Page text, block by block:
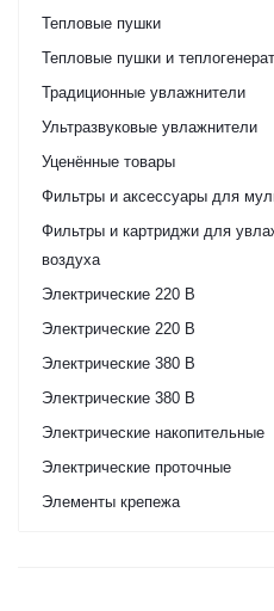
Тепловые пушки
Тепловые пушки и
Традиционные увлажнители
Ультразвуковые увлажнители
Уценённые товары
Фильтры и аксессуары для
Фильтры и картриджи для
воздуха
Электрические 220 В
Электрические 220 В
Электрические 380 В
Электрические 380 В
Электрические накопительные
Электрические проточные
Элементы крепежа